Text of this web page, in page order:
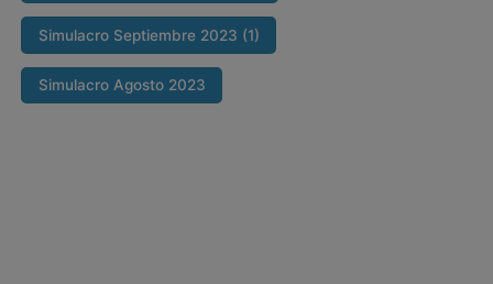
Simulacro Septiembre 2023 (1)
Simulacro Agosto 2023